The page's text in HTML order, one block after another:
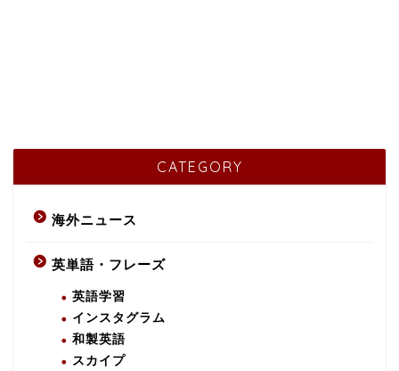
CATEGORY
海外ニュース
英単語・フレーズ
英語学習
インスタグラム
和製英語
スカイプ